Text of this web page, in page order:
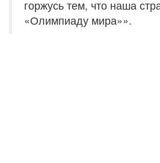
горжусь тем, что наша
«Олимпиаду мира»».